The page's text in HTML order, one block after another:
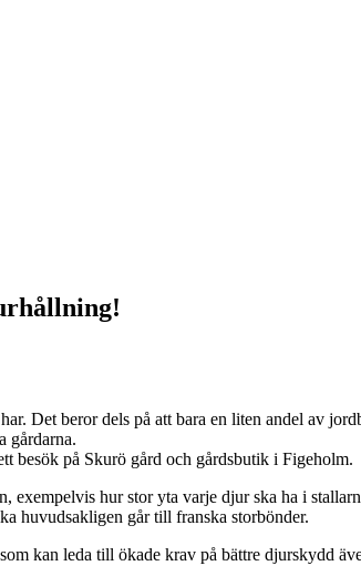
Det beror dels på att bara en liten andel av
gårdarna.
besök på Skurö gård och gårdsbutik i Figeholm.
exempelvis hur stor yta varje djur ska ha i
huvudsakligen går till franska storbönder.
kan leda till ökade krav på bättre djurskydd